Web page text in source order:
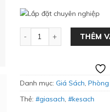
Giá Sách Khung Tròn
THÊM
Danh mục: Giá Sách
Thẻ: #giasach #kesach